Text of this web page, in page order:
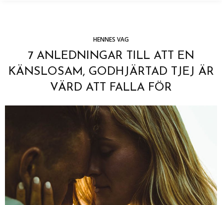
HENNES VAG
7 ANLEDNINGAR TILL ATT EN
KÄNSLOSAM, GODHJÄRTAD TJEJ ÄR
VÄRD ATT FALLA FÖR